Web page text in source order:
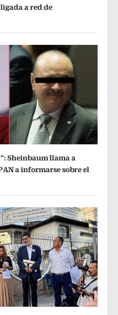
a red de
Sheinbaum llama a
a informarse sobre el